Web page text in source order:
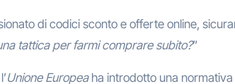
di codici sconto e offerte online,
tattica per farmi comprare subito?”
Unione Europeaha introdotto una